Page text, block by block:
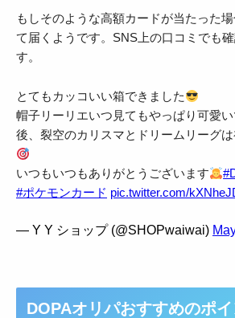
もしそのような高額カードが当たった
て届くようです。SNS上の口コミでも
す。
とてもカッコいい箱できました
帽子リーリエいつ見てもやっぱり可愛
後、裂空のカリスマとドリームリーグ
いつもいつもありがとうございます
#ポケモンカード pic.twitter.com/
— Y Y ショップ (@SHOPwaiwai)
DOPAオリパおすすめのポイ